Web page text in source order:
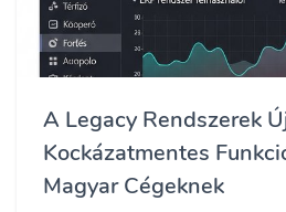
A Legacy Rendszerek
Kockázatmentes
Magyar Cégeknek